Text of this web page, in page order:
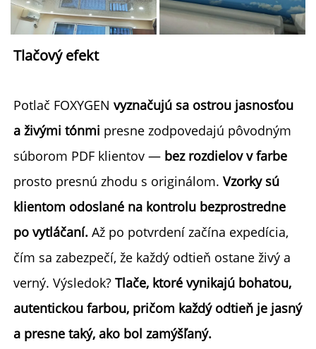
Tlačový efekt
Potlač FOXYGEN vyznačujú sa ostrou jasnosťou
a živými tónmi presne zodpovedajú pôvodným
súborom PDF klientov —
prosto presnú zhodu s originálom. Vzorky sú
klientom odoslané na kontrolu bezprostredne
po vytláčaní. Až po potvrdení začína expedícia,
čím sa zabezpečí, že každý odtieň ostane živý a
verný. Výsledok? Tlače, ktoré vynikajú bohatou,
autentickou farbou, pričom každý odtieň je jasný
a presne taký, ako bol zamýšľaný.